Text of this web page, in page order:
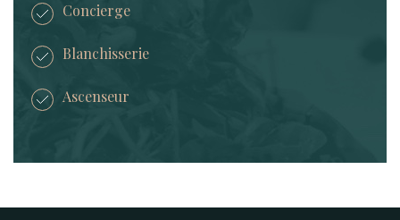
Concierge
Blanchisserie
Ascenseur